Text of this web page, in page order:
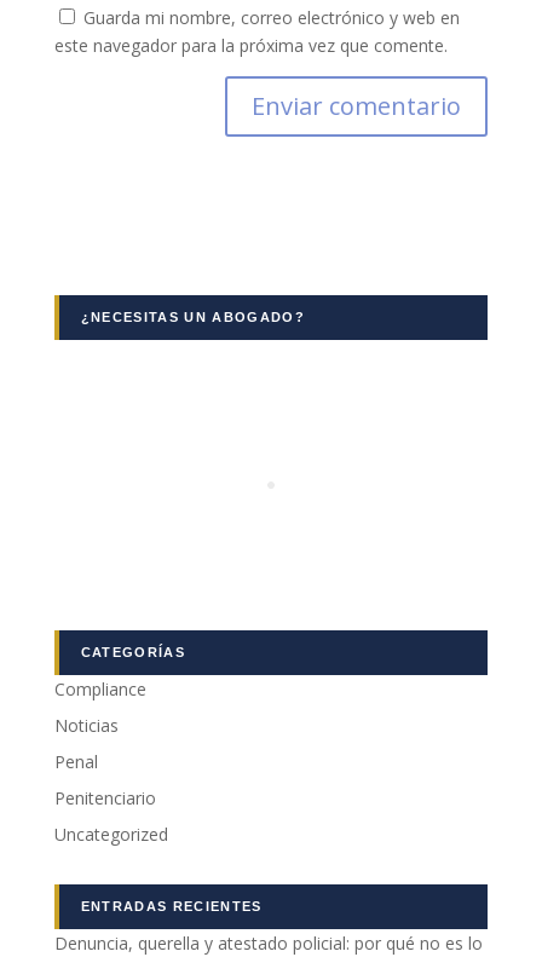
Guarda mi nombre, correo electrónico y web en
este navegador para la próxima vez que comente.
¿NECESITAS UN ABOGADO?
CATEGORÍAS
Compliance
Noticias
Penal
Penitenciario
Uncategorized
ENTRADAS RECIENTES
Denuncia, querella y atestado policial: por qué no es lo